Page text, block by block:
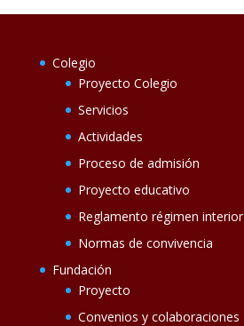
Colegio
Proyecto Colegio
Servicios
Actividades
Proceso de admisión
Proyecto educativo
Reglamento régimen interior
Normas de convivencia
Fundación
Proyecto
Convenios y colaboraciones